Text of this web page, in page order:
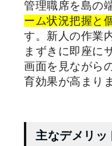
管理職席を島の
ーム状況把握と
す。新人の作業
まずきに即座に
画面を見ながら
育効果が高まり
主なデメリッ